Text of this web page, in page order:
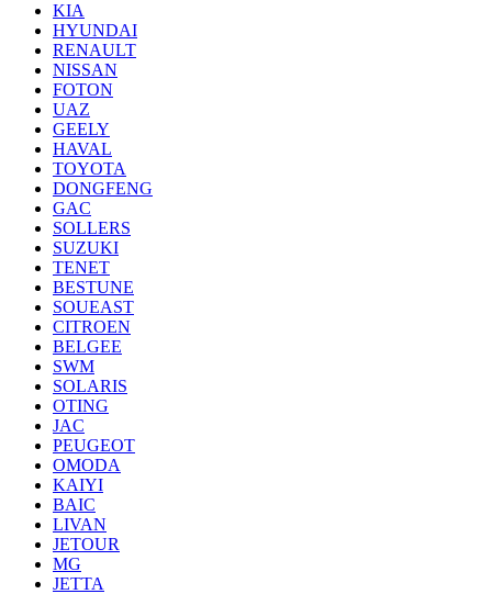
KIA
HYUNDAI
RENAULT
NISSAN
FOTON
UAZ
GEELY
HAVAL
TOYOTA
DONGFENG
GAC
SOLLERS
SUZUKI
TENET
BESTUNE
SOUEAST
CITROEN
BELGEE
SWM
SOLARIS
OTING
JAC
PEUGEOT
OMODA
KAIYI
BAIC
LIVAN
JETOUR
MG
JETTA